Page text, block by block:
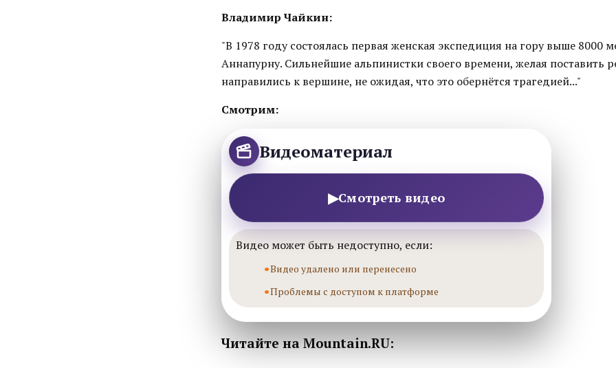
Владимир Чайкин:
"В 1978 году состоялась первая женская экспедиция на гору выше 8000
Аннапурну. Сильнейшие альпинистки своего времени, желая поставить
направились к вершине, не ожидая, что это обернётся трагедией..."
Смотрим:
Видеоматериал
▶Смотреть видео
Видео может быть недоступно, если:
Видео удалено или перенесено
Проблемы с доступом к платформе
Читайте на Mountain.RU: